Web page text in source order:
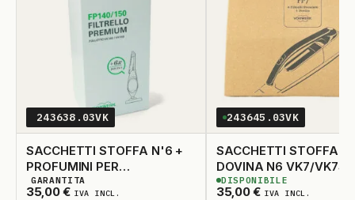
243638.03VK
SACCHETTI STOFFA N'6 +
PROFUMINI PER
VK140/VK150 ORIGINALE
35,00€ IVA INCL.
3DISPONIBILI
GARANTITA
243645.03VK
SACCHETTI STOFFA
DOVINA N6 VK7/VK7S
35,00€ IVA INCL.
1DISPONIBILE
DISPONIBILE